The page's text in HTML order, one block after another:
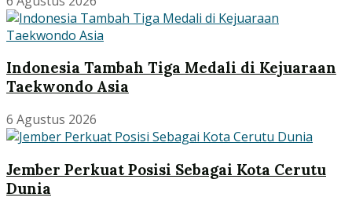
Indonesia Tambah Tiga Medali di Kejuaraan
Taekwondo Asia
6 Agustus 2026
Jember Perkuat Posisi Sebagai Kota Cerutu
Dunia